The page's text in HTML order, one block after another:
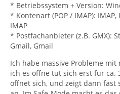
* Betriebssystem + Version:
* Kontenart (POP / IMAP): IMAP,
IMAP
* Postfachanbieter (z.B. GMX):
Gmail, Gmail
Ich habe massive Probleme
ich es öffne tut sich erst für ca.
öffnet sich, und zeigt dann fast